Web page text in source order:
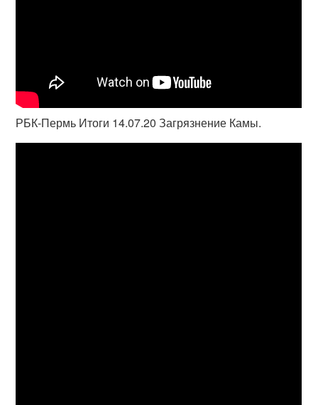
РБК-Пермь Итоги 14.07.20 Загрязнение Камы.